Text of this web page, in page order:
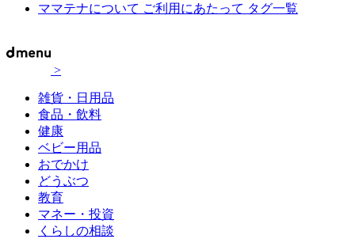
ママテナについて ご利用にあたって タグ一覧
>
雑貨・日用品
食品・飲料
健康
ベビー用品
おでかけ
どうぶつ
教育
マネー・投資
くらしの相談